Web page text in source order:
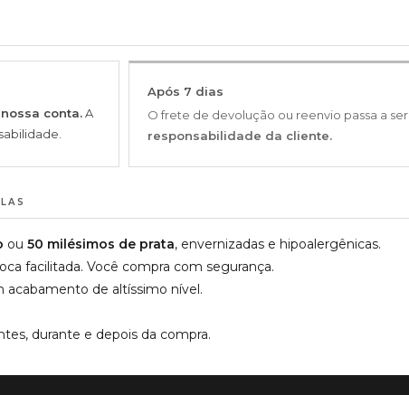
conta.A
Após 7 dias
O frete de devolução ou reenvio passa a ser
responsabilidade da cliente.
ou 50 milésimos de prata, envernizadas e hipoalergênicas.
facilitada. Você compra com segurança.
acabamento de altíssimo nível.
durante e depois da compra.